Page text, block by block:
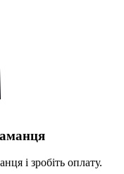
і зробіть оплату.